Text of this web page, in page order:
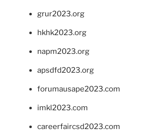
grur2023.org
hkhk2023.org
napm2023.org
apsdfd2023.org
forumausape2023.com
imkl2023.com
careerfaircsd2023.com